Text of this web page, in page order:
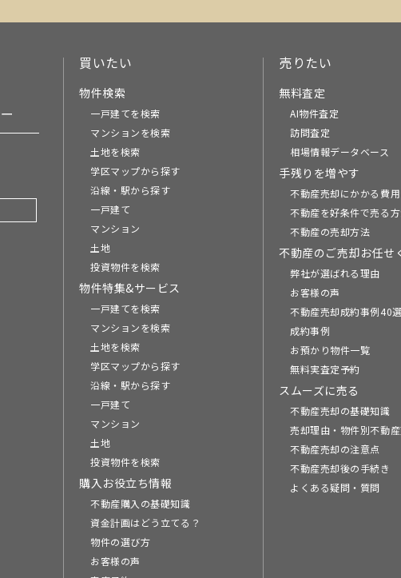
買いたい
物件検索
一戸建てを検索
マンションを検索
土地を検索
学区マップから探す
沿線・駅から探す
一戸建て
マンション
土地
投資物件を検索
物件特集&サービス
一戸建てを検索
マンションを検索
土地を検索
学区マップから探す
沿線・駅から探す
一戸建て
マンション
土地
投資物件を検索
購入お役立ち情報
不動産購入の基礎知識
資金計画はどう立てる？
物件の選び方
お客様の声
売りたい
無料査定
AI物件査定
訪問査定
相場情報データベース
手残りを増やす
不動産売却にかかる費
不動産を好条件で売る
不動産の売却方法
不動産のご売却お任せ
弊社が選ばれる理由
お客様の声
不動産売却成約事例40選
成約事例
お預かり物件一覧
無料実査定予約
スムーズに売る
不動産売却の基礎知識
売却理由・物件別不動
不動産売却の注意点
不動産売却後の手続き
よくある疑問・質問